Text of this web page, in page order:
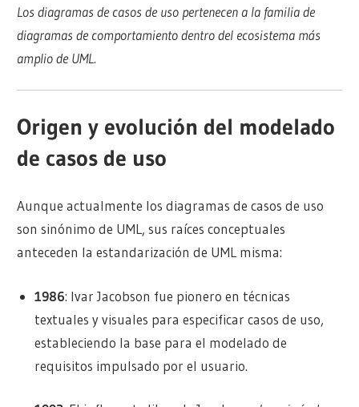
Los diagramas de casos de uso pertenecen a la familia de
diagramas de comportamiento dentro del ecosistema más
amplio de UML.
Origen y evolución del modelado
de casos de uso
Aunque actualmente los diagramas de casos de uso
son sinónimo de UML, sus raíces conceptuales
anteceden la estandarización de UML misma:
1986: Ivar Jacobson fue pionero en técnicas
textuales y visuales para especificar casos de uso,
estableciendo la base para el modelado de
requisitos impulsado por el usuario.